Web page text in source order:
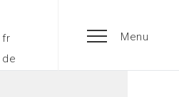
fr
de
Menu